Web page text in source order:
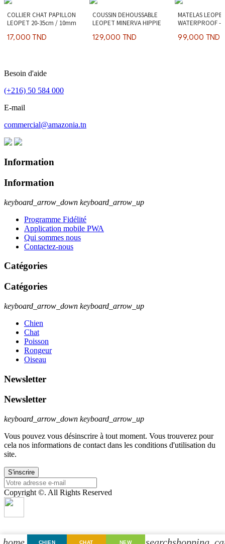
COLLIER CHAT PAPILLON
LEOPET 20-35cm / 10mm
17,000 TND
COUSSIN DEHOUSSABLE
LEOPET MINERVA HIPPIE
129,000 TND
MATELAS
WATERPROOF -
99,000 TND
Besoin d'aide
(+216) 50 584 000
E-mail
commercial@amazonia.tn
Information
Information
keyboard_arrow_down keyboard_arrow_up
Programme Fidélité
Application mobile PWA
Qui sommes nous
Contactez-nous
Catégories
Catégories
keyboard_arrow_down keyboard_arrow_up
Chien
Chat
Poisson
Rongeur
Oiseau
Newsletter
Newsletter
keyboard_arrow_down keyboard_arrow_up
Vous pouvez vous désinscrire à tout moment. Vous trouverez pour
cela nos informations de contact dans les conditions d'utilisation du
site.
Copyright ©. All Rights Reserved
home CHIEN CHAT NEW search